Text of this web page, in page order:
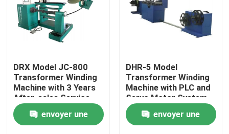
four à séchage à transformateur
Dispositif d'injection de mélange sous vide
fourneau de recuit sous vide
DRX Model JC-800
Transformer Winding
Machine with 3 Years
After-sales Service
and Outer Diameter <
600mmenvoyer une
DHR-5 Model
Transformer Winding
Machine with PLC and
Servo Motor System
for 50KVA-630KVA
Amorphous Triangular
Core
envoyer une